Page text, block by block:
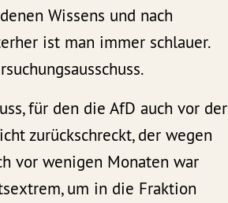
Wissens und nach
ist man immer schlauer.
für den die AfD auch vor der
zurückschreckt, der wegen
vor wenigen Monaten war
um in die Fraktion